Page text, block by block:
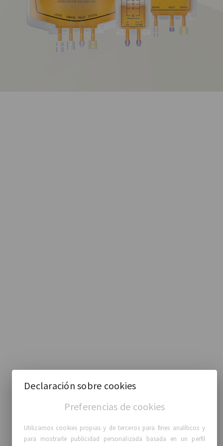
Declaración sobre cookies
Preferencias de cookies
Utilizamos cookies propias y de terceros para fines analíticos y
para mostrarle publicidad personalizada basada en un perfil